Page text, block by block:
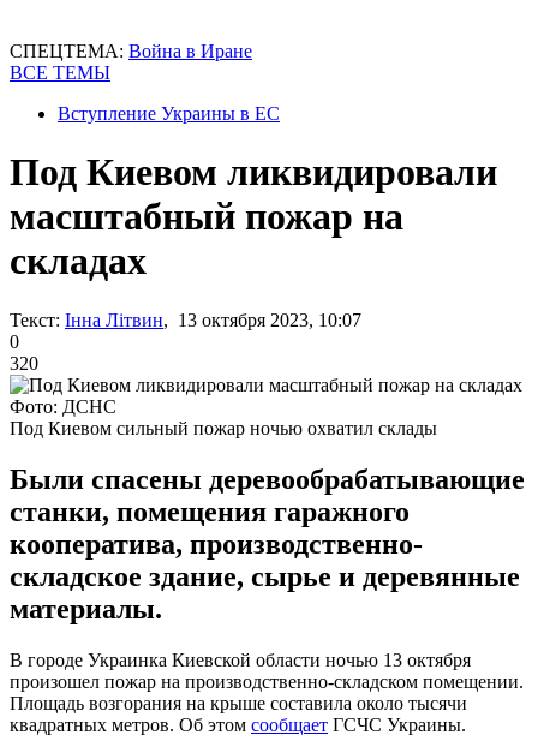
СПЕЦТЕМА: Война в Иране
ВСЕ ТЕМЫ
Вступление Украины в ЕС
Под Киевом ликвидировали
масштабный пожар на
складах
Текст: Інна Літвин, 13 октября 2023, 10:07
0
320
Фото: ДСНС
Под Киевом сильный пожар ночью охватил склады
Были спасены деревообрабатывающие
станки, помещения гаражного
кооператива, производственно-
складское здание, сырье и деревянные
материалы.
В городе Украинка Киевской области ночью 13 октября
произошел пожар на производственно-складском помещении.
Площадь возгорания на крыше составила около тысячи
квадратных метров. Об этом сообщает ГСЧС Украины.